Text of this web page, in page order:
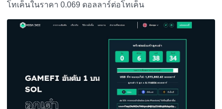
โทเค็นในราคา 0.069 ดอลลาร์ต่อโทเค็น